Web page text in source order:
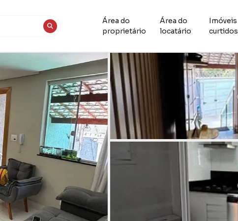
Área do
proprietário
Área do
locatário
Imóveis
curtidos